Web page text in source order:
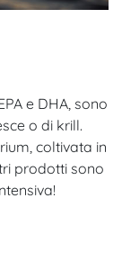
e DHA, sono
o di krill.
coltivata in
prodotti sono